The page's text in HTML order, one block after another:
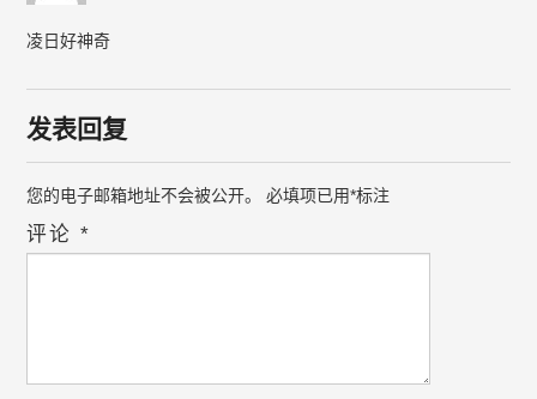
凌日好神奇
发表回复
您的电子邮箱地址不会被公开。 必填项已用*标注
评论*